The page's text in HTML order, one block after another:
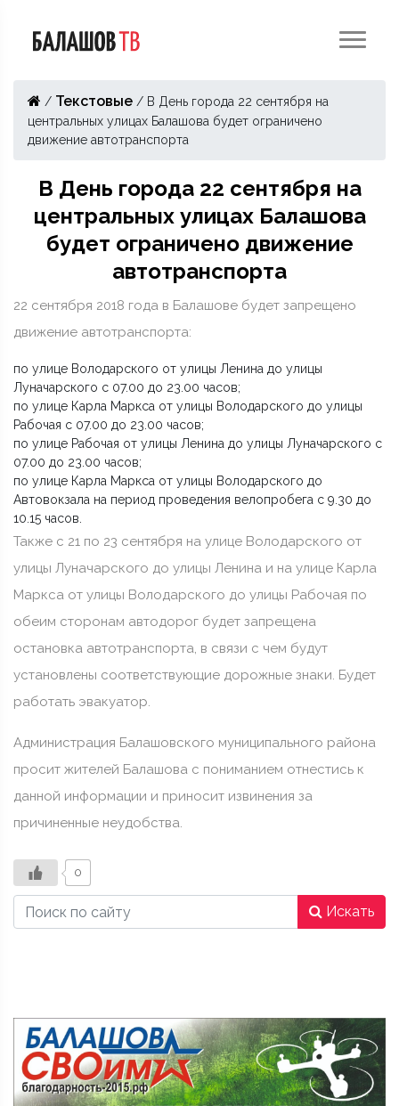
/ Текстовые / В День города 22 сентября на
центральных улицах Балашова будет ограничено
движение автотранспорта
В День города 22 сентября на
центральных улицах Балашова
будет ограничено движение
автотранспорта
22 сентября 2018 года в Балашове будет запрещено
движение автотранспорта:
по улице Володарского от улицы Ленина до улицы
Луначарского с 07.00 до 23.00 часов;
по улице Карла Маркса от улицы Володарского до улицы
Рабочая с 07.00 до 23.00 часов;
по улице Рабочая от улицы Ленина до улицы Луначарского с
07.00 до 23.00 часов;
по улице Карла Маркса от улицы Володарского до
Автовокзала на период проведения велопробега с 9.30 до
10.15 часов.
Также с 21 по 23 сентября на улице Володарского от
улицы Луначарского до улицы Ленина и на улице Карла
Маркса от улицы Володарского до улицы Рабочая по
обеим сторонам автодорог будет запрещена
остановка автотранспорта, в связи с чем будут
установлены соответствующие дорожные знаки. Будет
работать эвакуатор.
Администрация Балашовского муниципального района
просит жителей Балашова с пониманием отнестись к
данной информации и приносит извинения за
причиненные неудобства.
0
Искать